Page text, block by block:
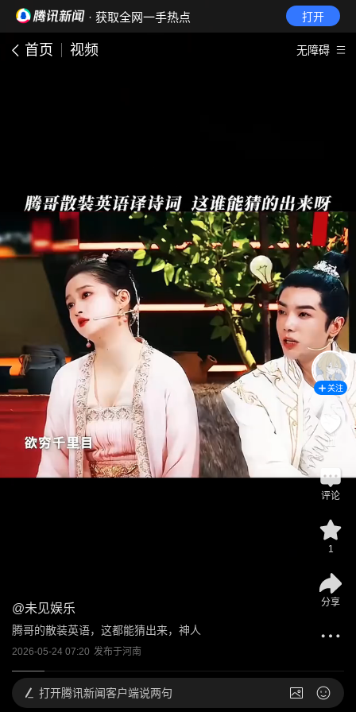
· 获取全网一手热点 打开
首页 视频 无障碍
@未见娱乐
腾哥的散装英语，这都能猜出来，神人
2026-05-24 07:20 发布于河南
关注
11
评论
1
分享
打开腾讯新闻客户端说两句